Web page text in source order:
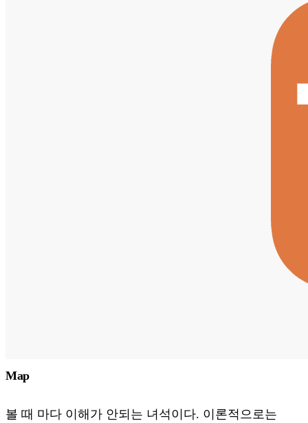
Map
볼 때 마다 이해가 안되는 녀석이다. 이론적으로는